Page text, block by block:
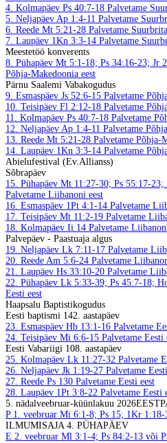
4. Kolmapäev Ps 40:7-18 Palvetame
5. Neljapäev Ap 1:4-11 Palvetame
6. Reede Mt 5:21-28 Palvetame
7. Laupäev 1Kn 3:3-14 Palvetame
Meestetöö konverents
8. Pühapäev Mt 5:1-18; Ps 34:16-23; Jr
Põhja-Makedoonia eest
Pärnu Saalemi Vabakogudus
9. Esmaspäev Js 52:6-15 Palvetame
10. Teisipäev Fl 2:12-18 Palvetame
11. Kolmapäev Ps 40:7-18 Palvetame
12. Neljapäev Ap 1:4-11 Palvetame
13. Reede Mt 5:21-28 Palvetame Põhja-
14. Laupäev 1Kn 3:3-14 Palvetame
Abielufestival (Ev.Allianss)
Sõbrapäev
15. Pühapäev Mt 11:27-30; Ps 55:17-
Palvetame Liibanoni eest
16. Esmaspäev 1Pt 4:1-14 Palvetame
17. Teisipäev Mt 11:2-19 Palvetame
18. Kolmapäev Ii 14 Palvetame
Palvepäev - Paastuaja algus
19. Neljapäev Lk 7:11-17 Palvetame
20. Reede Am 5:6-24 Palvetame
21. Laupäev Hs 33:10-20 Palvetame
22. Pühapäev Lk 5:33-39; Ps 45:7-18;
Eesti eest
Haapsalu Baptistikogudus
Eesti baptismi 142. aastapäev
23. Esmaspäev Hb 13:1-16 Palvetame
24. Teisipäev Mi 6:6-15 Palvetame Eesti
Eesti Vabariigi 108. aastapäev
25. Kolmapäev Lk 11:27-32 Palvetame
26. Neljapäev Jk 1:19-27 Palvetame
27. Reede Ps 130 Palvetame Eesti eest
28. Laupäev 1Pt 3:8-22 Palvetame Eesti
5. nädalveebruar-küünlakuu 2026
P1. veebruar Mi 6:1-8; Ps 15; 1Kr
ILMUMISAJA 4. PÜHAPÄEV
E 2. veebruar Ml 3:1-4; Ps 84:2-13 või